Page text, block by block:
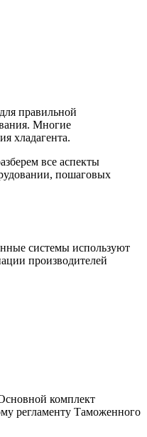
правильной
Многие
хладагента.
все аспекты
пошаговых
системы используют
производителей
комплект
регламенту Таможенного